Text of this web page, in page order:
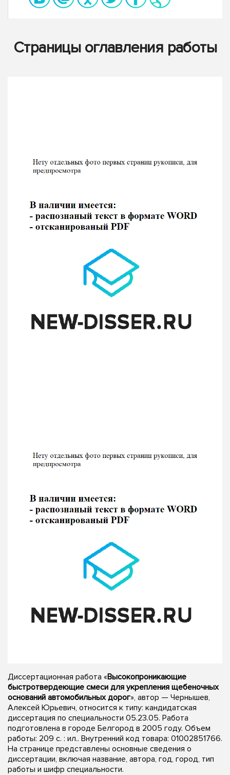
Страницы оглавления работы
Диссертационная работа «Высокопроникающие
быстротвердеющие смеси для укрепления щебеночных
оснований автомобильных дорог», автор — Чернышев,
Алексей Юрьевич, относится к типу: кандидатская
диссертация по специальности 05.23.05. Работа
подготовлена в городе Белгород в 2005 году. Объем
работы: 209 с. : ил.. Внутренний код товара: 01002851766.
На странице представлены основные сведения о
диссертации, включая название, автора, год, город, тип
работы и шифр специальности.